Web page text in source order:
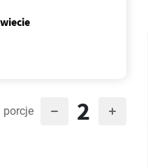
porcje 2